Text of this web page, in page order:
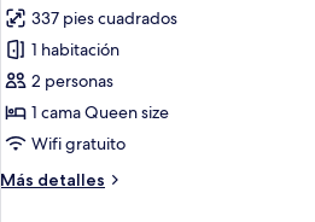
fotos
de
Habitación
doble
Deluxe
337 pies cuadrados
1 habitación
2 personas
1 cama Queen size
Wifi gratuito
Más detalles
Más